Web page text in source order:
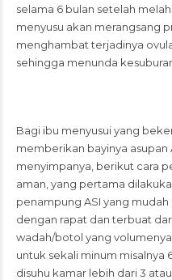
selama 6 bulan setelah
menyusu akan merangsang
menghambat terjadinya
sehingga menunda
Bagi ibu menyusui yang
memberikan bayinya asupan
menyimpanya, berikut cara
aman, yang pertama
penampung ASI yang
dengan rapat dan terbuat
wadah/botol yang
untuk sekali minum misalnya
disuhu kamar lebih dari 3